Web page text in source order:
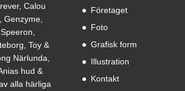
Calou
Genzyme,
Toy &
Närlunda,
hud &
alla härliga
Företaget
Foto
Grafisk form
Illustration
Kontakt